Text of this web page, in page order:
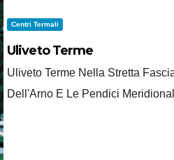
Centri Termali
Uliveto Terme
Uliveto Terme Nella Stretta
Dell'Arno E Le Pendici